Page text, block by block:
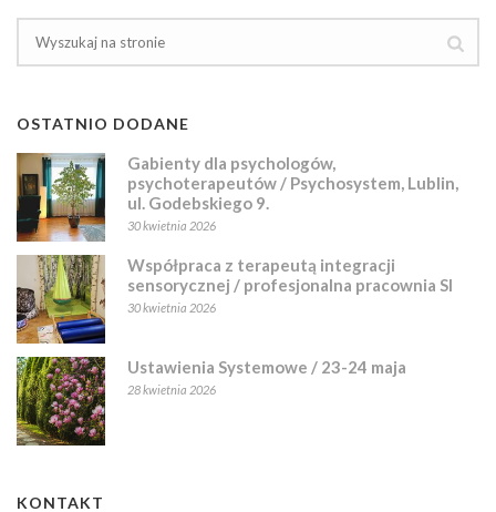
OSTATNIO DODANE
Gabienty dla psychologów,
psychoterapeutów / Psychosystem, Lublin,
ul. Godebskiego 9.
30 kwietnia 2026
Współpraca z terapeutą integracji
sensorycznej / profesjonalna pracownia SI
30 kwietnia 2026
Ustawienia Systemowe / 23-24 maja
28 kwietnia 2026
KONTAKT